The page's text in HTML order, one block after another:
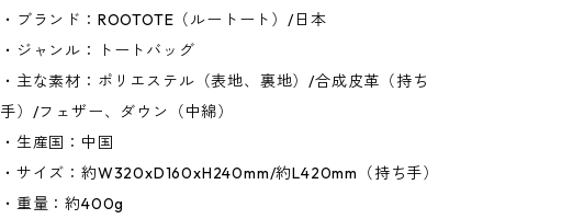
・ブランド：ROOTOTE（ルートート）/日本
・ジャンル：トートバッグ
・主な素材：ポリエステル（表地、裏地）/合成皮革（持ち
手）/フェザー、ダウン（中綿）
・生産国：中国
・サイズ：約W320xD160xH240mm/約L420mm（持ち手）
・重量：約400g